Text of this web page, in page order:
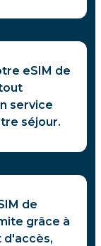
eSIM de
service
séjour.
de
grâce à
d'accès,